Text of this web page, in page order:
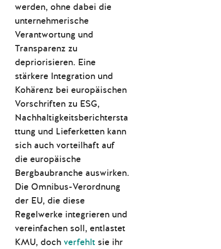
werden, ohne dabei die
unternehmerische
Verantwortung und
Transparenz zu
depriorisieren. Eine
stärkere Integration und
Kohärenz bei europäischen
Vorschriften zu ESG,
Nachhaltigkeitsberichtersta
ttung und Lieferketten kann
sich auch vorteilhaft auf
die europäische
Bergbaubranche auswirken.
Die Omnibus-Verordnung
der EU, die diese
Regelwerke integrieren und
vereinfachen soll, entlastet
KMU, doch verfehlt sie ihr